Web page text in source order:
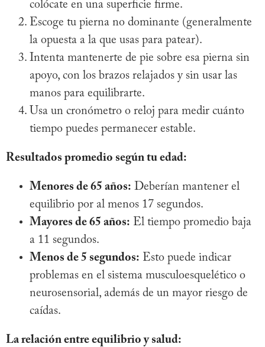
colócate en una superficie firme.
Escoge tu pierna no dominante (generalmente
la opuesta a la que usas para patear).
Intenta mantenerte de pie sobre esa pierna sin
apoyo, con los brazos relajados y sin usar las
manos para equilibrarte.
Usa un cronómetro o reloj para medir cuánto
tiempo puedes permanecer estable.
Resultados promedio según tu edad:
Menores de 65 años: Deberían mantener el
equilibrio por al menos 17 segundos.
Mayores de 65 años: El tiempo promedio baja
a 11 segundos.
Menos de 5 segundos: Esto puede indicar
problemas en el sistema musculoesquelético o
neurosensorial, además de un mayor riesgo de
caídas.
La relación entre equilibrio y salud: